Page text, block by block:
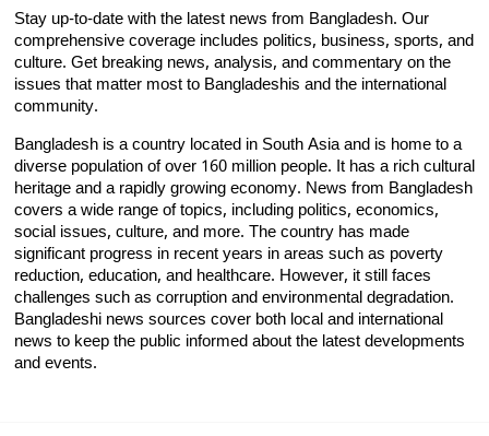
Stay up-to-date with the latest news from Bangladesh. Our
comprehensive coverage includes politics, business, sports, and
culture. Get breaking news, analysis, and commentary on the
issues that matter most to Bangladeshis and the international
community.
Bangladesh is a country located in South Asia and is home to a
diverse population of over 160 million people. It has a rich cultural
heritage and a rapidly growing economy. News from Bangladesh
covers a wide range of topics, including politics, economics,
social issues, culture, and more. The country has made
significant progress in recent years in areas such as poverty
reduction, education, and healthcare. However, it still faces
challenges such as corruption and environmental degradation.
Bangladeshi news sources cover both local and international
news to keep the public informed about the latest developments
and events.